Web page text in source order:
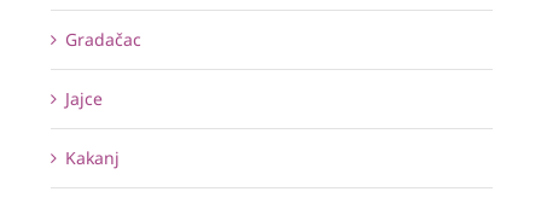
Gradačac
Jajce
Kakanj